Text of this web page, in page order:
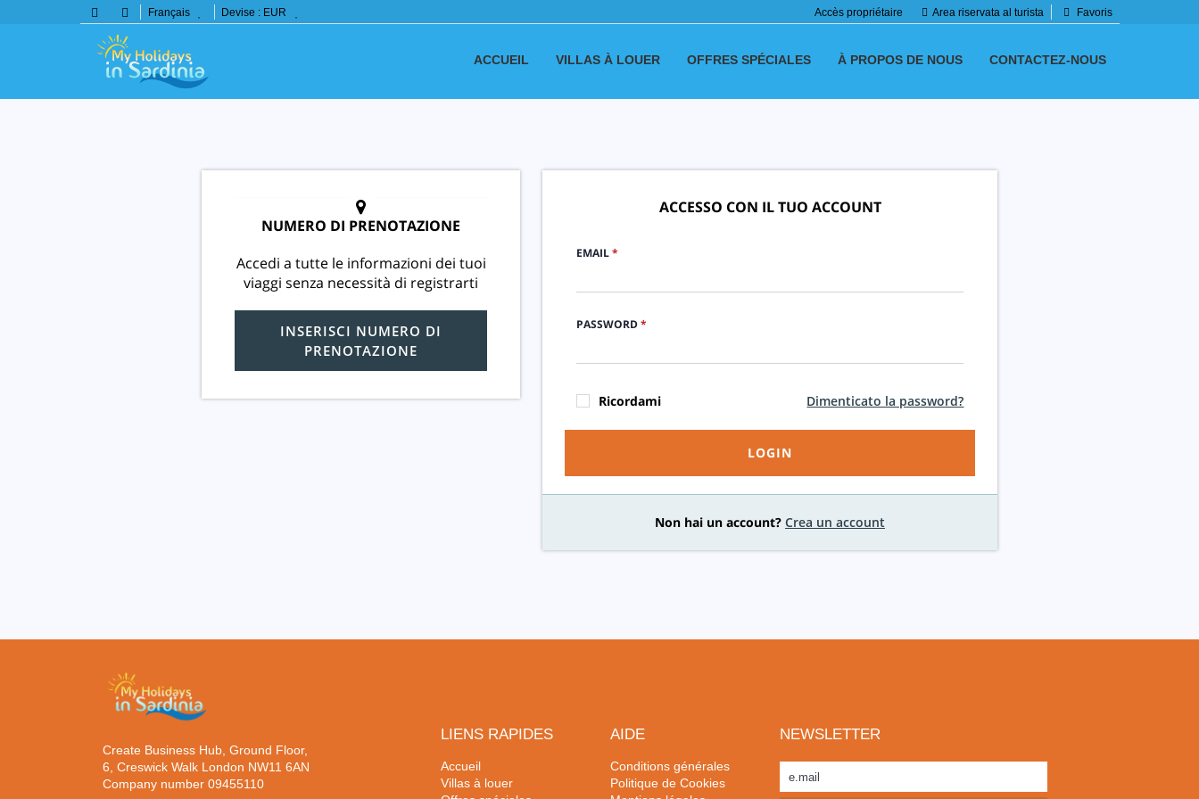
Français Devise : EUR Favoris
Area riservata al turista
Accès propriétaire
ACCUEIL VILLAS À LOUER OFFRES SPÉCIALES À PROPOS DE NOUS CONTACTEZ-NOUS
NUMERO DI PRENOTAZIONE
Accedi a tutte le informazioni dei tuoi
viaggi senza necessità di registrarti
INSERISCI NUMERO DI
PRENOTAZIONE
ACCESSO CON IL TUO ACCOUNT
EMAIL *
PASSWORD *
Ricordami Dimenticato la password?
LOGIN
Non hai un account? Crea un account
Create Business Hub, Ground Floor,
6, Creswick Walk London NW11 6AN
Company number 09455110
LIENS RAPIDES
Accueil
Villas à louer
AIDE
Conditions générales
Politique de Cookies
NEWSLETTER